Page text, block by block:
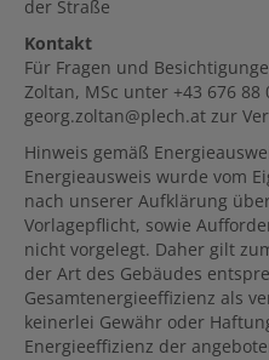
der Straße
Kontakt
Für Fragen und
Zoltan, MSc unter +43 676 88
georg.zoltan@plech.at zur
Hinweis gemäß
Energieausweis wurde vom
nach unserer Aufklärung
Vorlagepflicht, sowie
nicht vorgelegt. Daher gilt
der Art des Gebäudes
Gesamtenergieeffizienz als
keinerlei Gewähr oder
Energieeffizienz der